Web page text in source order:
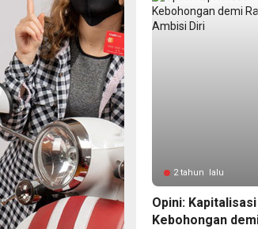
2 tahun lalu
Opini: Kapitalisasi
Kebohongan